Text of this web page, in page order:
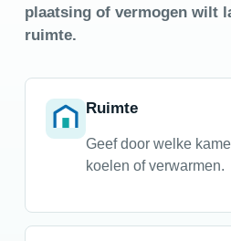
plaatsing of vermogen wilt
ruimte.
Ruimte
Geef door welke
koelen of verwarmen.